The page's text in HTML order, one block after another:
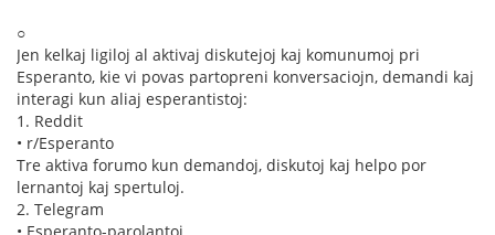
○
Jen kelkaj ligiloj al aktivaj diskutejoj kaj komunumoj pri
Esperanto, kie vi povas partopreni konversaciojn, demandi kaj
interagi kun aliaj esperantistoj:
1. Reddit
• r/Esperanto
Tre aktiva forumo kun demandoj, diskutoj kaj helpo por
lernantoj kaj spertuloj.
2. Telegram